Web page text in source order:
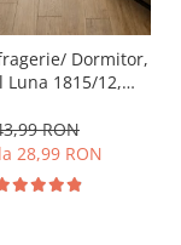
Dormitor,
Luna 1815/12,
RON
28,99 RON